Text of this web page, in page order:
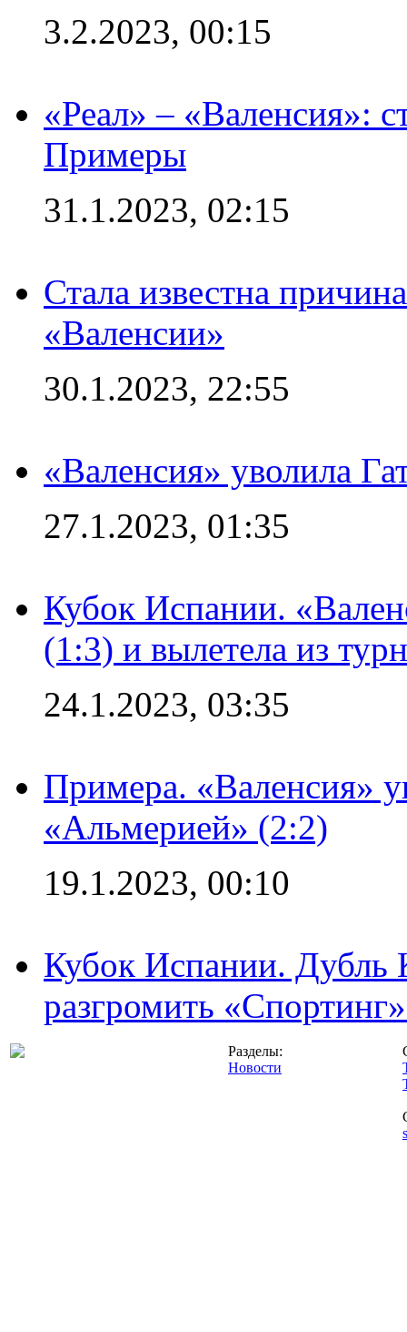
3.2.2023, 00:15
«Реал» – «Валенсия»:
Примеры
31.1.2023, 02:15
Стала известна
«Валенсии»
30.1.2023, 22:55
«Валенсия» уволила
27.1.2023, 01:35
Кубок Испании.
(1:3) и вылетела из
24.1.2023, 03:35
Примера. «Валенсия»
«Альмерией» (2:2)
19.1.2023, 00:10
Кубок Испании. Дубль
разгромить
Разделы:
Новости